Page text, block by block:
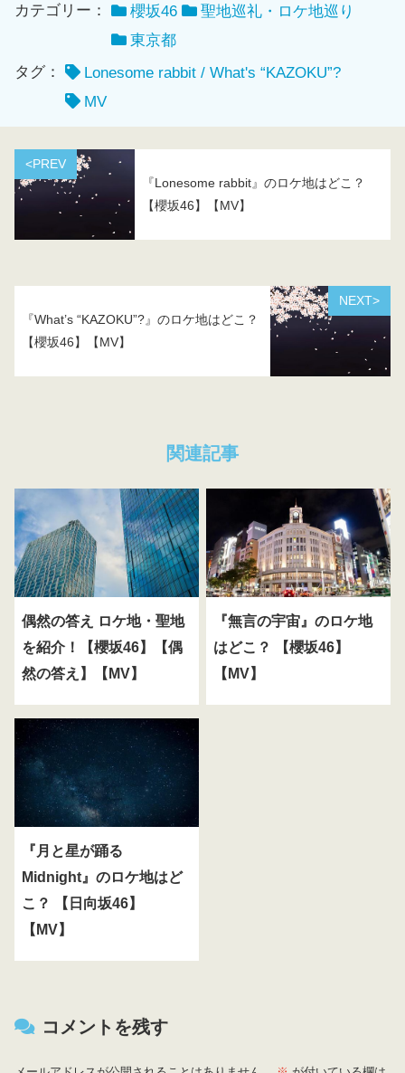
カテゴリー： 櫻坂46
聖地巡礼・ロケ地巡り
東京都
タグ：
Lonesome rabbit / What's “KAZOKU”?
MV
<PREV
『Lonesome rabbit』のロケ地はどこ？
【櫻坂46】【MV】
NEXT>
『What’s “KAZOKU”?』のロケ地はどこ？
【櫻坂46】【MV】
関連記事
偶然の答え ロケ地・聖地
を紹介！【櫻坂46】【偶
然の答え】【MV】
『無言の宇宙』のロケ地
はどこ？ 【櫻坂46】
【MV】
『月と星が踊る
Midnight』のロケ地はど
こ？ 【日向坂46】
【MV】
コメントを残す